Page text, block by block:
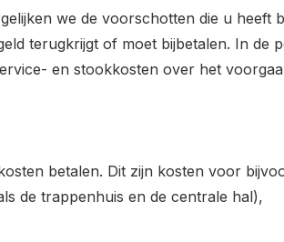
we de voorschotten die u heeft
terugkrijgt of moet bijbetalen. In de
en stookkosten over het
betalen. Dit zijn kosten voor
de trappenhuis en de centrale hal),